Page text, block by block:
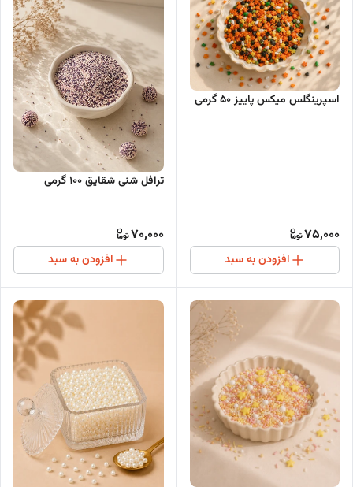
اسپرینگلس میکس پاییز 50 گرمی
75,000
افزودن به سبد
ترافل شنی شقایق ۱۰۰ گرمی
70,000
افزودن به سبد